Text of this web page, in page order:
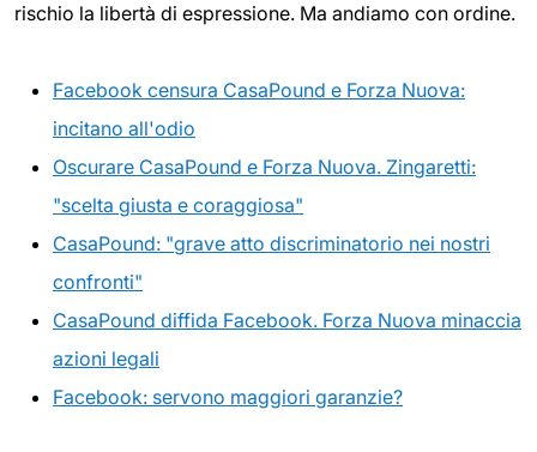
rischio la libertà di espressione. Ma andiamo con ordine.
Facebook censura CasaPound e Forza Nuova:
incitano all'odio
Oscurare CasaPound e Forza Nuova. Zingaretti:
"scelta giusta e coraggiosa"
CasaPound: "grave atto discriminatorio nei nostri
confronti"
CasaPound diffida Facebook. Forza Nuova minaccia
azioni legali
Facebook: servono maggiori garanzie?